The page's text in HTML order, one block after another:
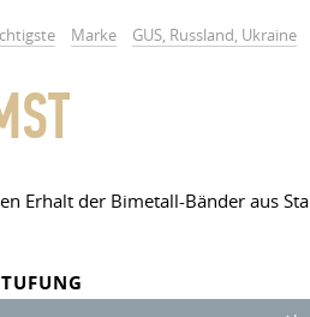
Marke GUS, Russland, Ukraine
Erhalt der Bimetall-Bänder aus